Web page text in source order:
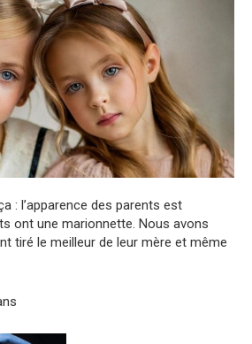
: l’apparence des parents est
ont une marionnette. Nous avons
tiré le meilleur de leur mère et même